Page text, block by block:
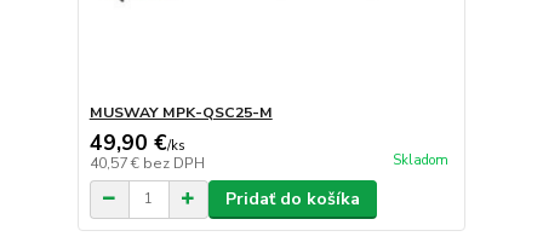
MUSWAY MPK-QSC25-M
49,90 €/ks
40,57 € bez DPH Skladom
Pridať do košíka